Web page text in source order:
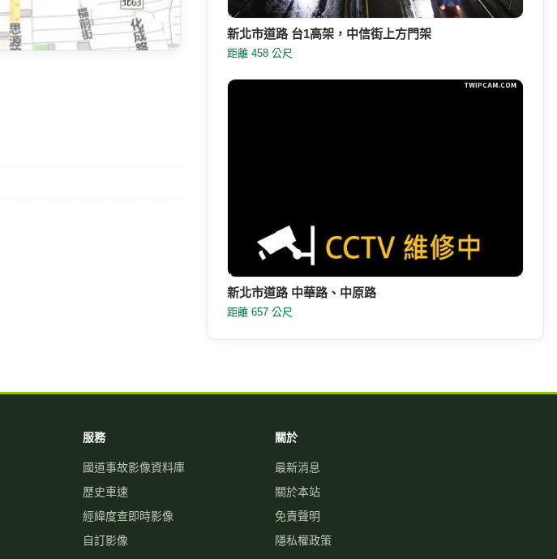
新北市道路 台1高架，中信街上方門架
距離 458 公尺
新北市道路 中華路、中原路
距離 657 公尺
服務
國道事故影像資料庫
歷史車速
經緯度查即時影像
自訂影像
關於
最新消息
關於本站
免責聲明
隱私權政策